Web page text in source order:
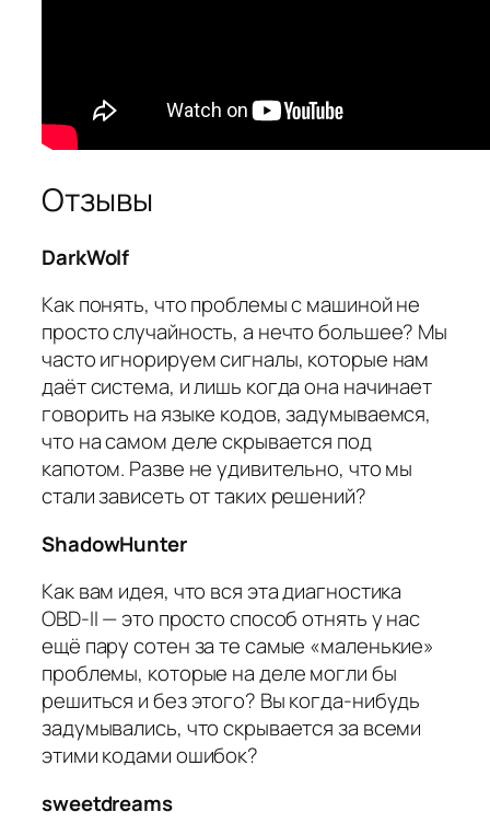
Отзывы
DarkWolf
Как понять, что проблемы с машиной не
просто случайность, а нечто большее? Мы
часто игнорируем сигналы, которые нам
даёт система, и лишь когда она начинает
говорить на языке кодов, задумываемся,
что на самом деле скрывается под
капотом. Разве не удивительно, что мы
стали зависеть от таких решений?
ShadowHunter
Как вам идея, что вся эта диагностика
OBD-II — это просто способ отнять у нас
ещё пару сотен за те самые «маленькие»
проблемы, которые на деле могли бы
решиться и без этого? Вы когда-нибудь
задумывались, что скрывается за всеми
этими кодами ошибок?
sweetdreams